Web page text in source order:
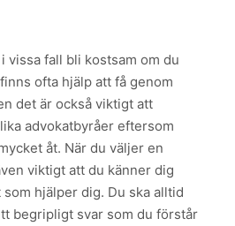
vissa fall bli kostsam om du
ofta hjälp att få genom
det är också viktigt att
advokatbyråer eftersom
åt. När du väljer en
viktigt att du känner dig
hjälper dig. Du ska alltid
begripligt svar som du förstår